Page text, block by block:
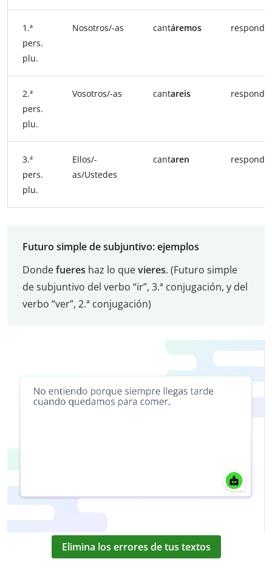
1.ª
pers.
plu.
Nosotros/-as cantáremos respond
2.ª
pers.
plu.
Vosotros/-as cantareis respondie
3.ª
pers.
plu.
Ellos/-
as/Ustedes
cantaren respondie
Futuro simple de subjuntivo: ejemplos
Dondefueres haz lo quevieres. (Futuro simple
de subjuntivo del verbo “ir”, 3.ª conjugación, y del
verbo “ver”, 2.ª conjugación)
Elimina los errores de tus textos